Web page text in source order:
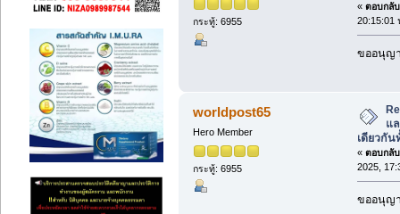
กระทู้: 6955
« ตอบกลั
20:15:01
ขออนุญ
worldpost65
Hero Member
กระทู้: 6955
แ
เดียวกัน
« ตอบกลั
2025,
ขออนุญ